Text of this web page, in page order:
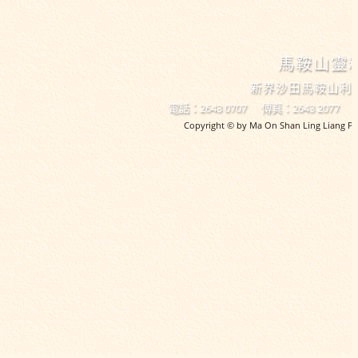
馬鞍山靈
新界沙田馬鞍山
電話：2643 0707 傳真：2643 2077
Copyright © by Ma On Shan Ling Liang